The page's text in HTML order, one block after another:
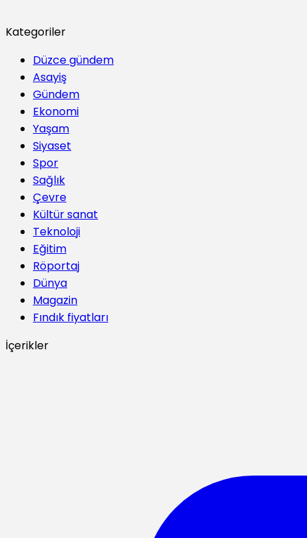
Kategoriler
Düzce gündem
Asayiş
Gündem
Ekonomi
Yaşam
Siyaset
Spor
Sağlık
Çevre
Kültür sanat
Teknoloji
Eğitim
Röportaj
Dünya
Magazin
Fındık fiyatları
İçerikler